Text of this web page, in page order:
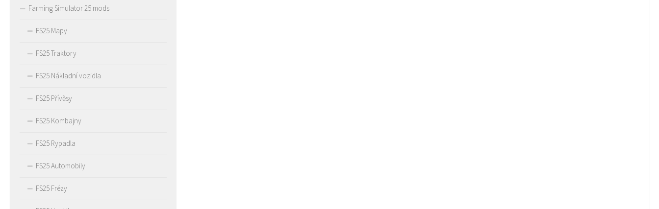
Farming Simulator 25 mods
FS25 Mapy
FS25 Traktory
FS25 Nákladní vozidla
FS25 Přívěsy
FS25 Kombajny
FS25 Rypadla
FS25 Automobily
FS25 Frézy